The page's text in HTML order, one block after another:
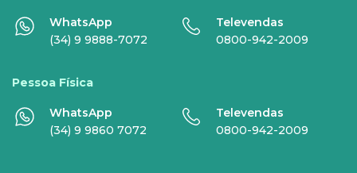
Nomo Music
Sky+
HBO Max
WhatsApp
(34) 9 9888-7072
Televendas
0800-942-2009
Pessoa Física
WhatsApp
(34) 9 9860 7072
Televendas
0800-942-2009